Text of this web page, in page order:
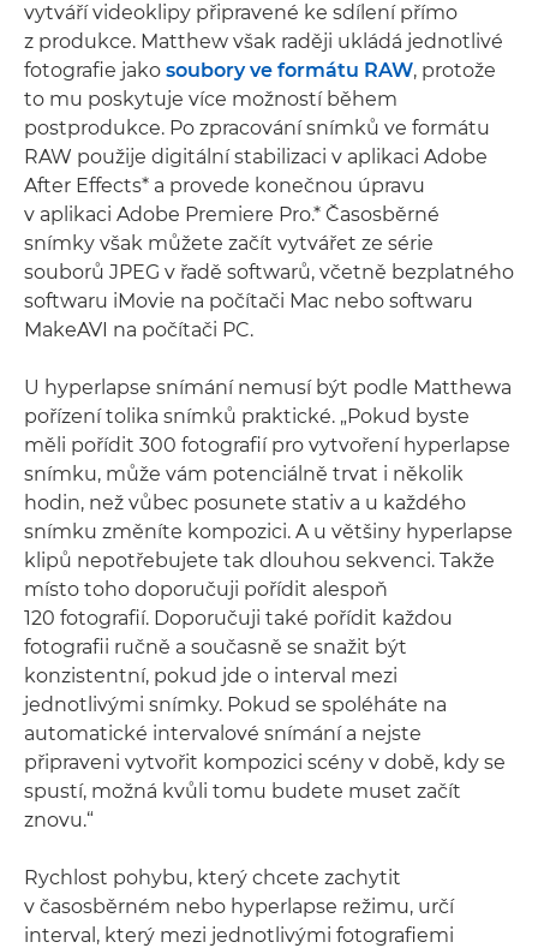
vytváří videoklipy připravené ke sdílení přímo
z produkce. Matthew však raději ukládá jednotlivé
fotografie jako soubory ve formátu RAW, protože
to mu poskytuje více možností během
postprodukce. Po zpracování snímků ve formátu
RAW použije digitální stabilizaci v aplikaci Adobe
After Effects* a provede konečnou úpravu
v aplikaci Adobe Premiere Pro.* Časosběrné
snímky však můžete začít vytvářet ze série
souborů JPEG v řadě softwarů, včetně bezplatného
softwaru iMovie na počítači Mac nebo softwaru
MakeAVI na počítači PC.
U hyperlapse snímání nemusí být podle Matthewa
pořízení tolika snímků praktické. „Pokud byste
měli pořídit 300 fotografií pro vytvoření hyperlapse
snímku, může vám potenciálně trvat i několik
hodin, než vůbec posunete stativ a u každého
snímku změníte kompozici. A u většiny hyperlapse
klipů nepotřebujete tak dlouhou sekvenci. Takže
místo toho doporučuji pořídit alespoň
120 fotografií. Doporučuji také pořídit každou
fotografii ručně a současně se snažit být
konzistentní, pokud jde o interval mezi
jednotlivými snímky. Pokud se spoléháte na
automatické intervalové snímání a nejste
připraveni vytvořit kompozici scény v době, kdy se
spustí, možná kvůli tomu budete muset začít
znovu.“
Rychlost pohybu, který chcete zachytit
v časosběrném nebo hyperlapse režimu, určí
interval, který mezi jednotlivými fotografiemi